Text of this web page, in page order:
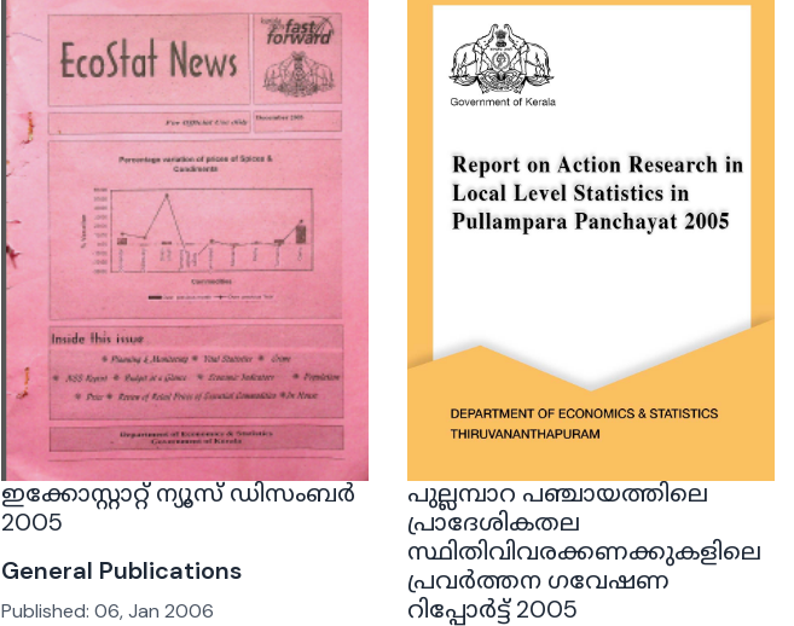
ഇക്കോസ്റ്റാറ്റ് ന്യൂസ് ഡിസംബർ
2005
General Publications
Published: 06, Jan 2006
പുല്ലമ്പാറ പഞ്ചായത്തിലെ
പ്രാദേശികതല
സ്ഥിതിവിവരക്കണക്കുകളിലെ
പ്രവർത്തന ഗവേഷണ
റിപ്പോർട്ട് 2005